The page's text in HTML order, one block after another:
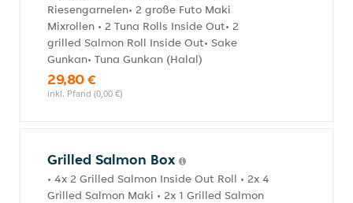
Riesengarnelen• 2 große Futo Maki
Mixrollen • 2 Tuna Rolls Inside Out• 2
grilled Salmon Roll Inside Out• Sake
Gunkan• Tuna Gunkan (Halal)
29,80 €
inkl. Pfand (0,00 €)
Grilled Salmon Box
• 4x 2 Grilled Salmon Inside Out Roll • 2x 4
Grilled Salmon Maki • 2x 1 Grilled Salmon